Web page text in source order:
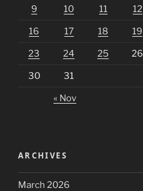
9 10 11 12
16 17 18 19
23 24 25 26
30 31
« Nov
ARCHIVES
March 2026